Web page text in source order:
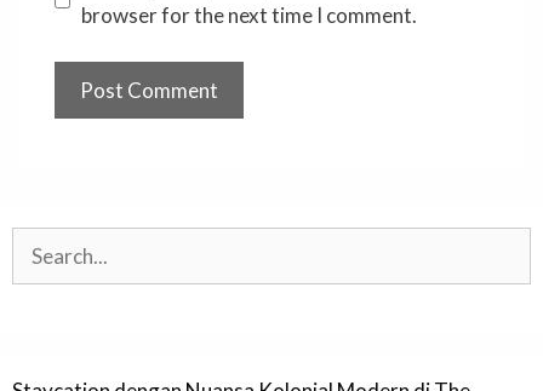
browser for the next time I comment.